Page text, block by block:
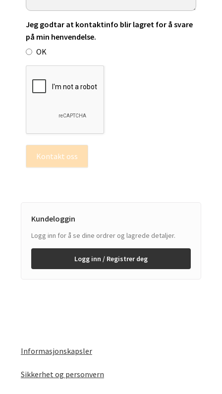
Jeg godtar at kontaktinfo blir lagret for å svare
på min henvendelse.
OK
Kontakt oss
Kundeloggin
Logg inn for å se dine ordrer og lagrede detaljer.
Logg inn / Registrer deg
Informasjonskapsler
Sikkerhet og personvern